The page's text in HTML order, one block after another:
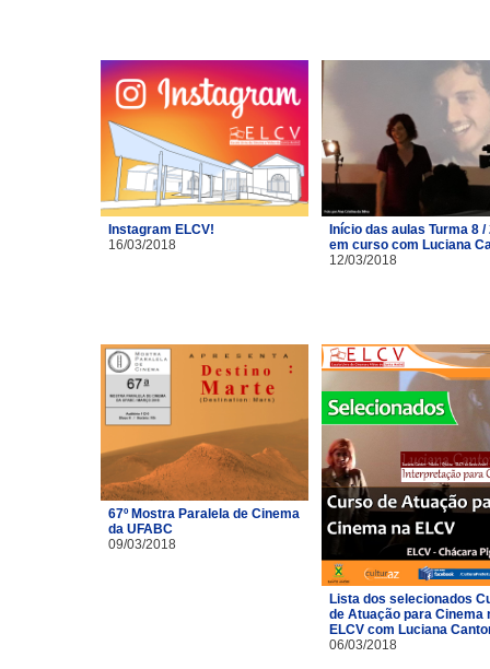
Instagram ELCV!
16/03/2018
Início das aulas Turma 8 /
em curso com Luciana
12/03/2018
67º Mostra Paralela de Cinema
da UFABC
09/03/2018
Lista dos selecionados
de Atuação para Cinema
ELCV com Luciana
06/03/2018